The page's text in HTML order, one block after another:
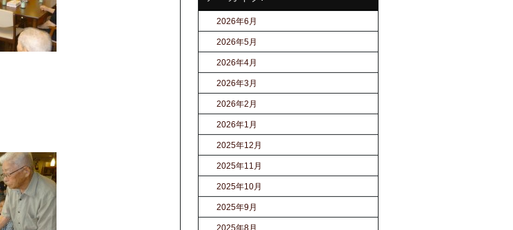
2026年6月
2026年5月
2026年4月
2026年3月
2026年2月
2026年1月
2025年12月
2025年11月
2025年10月
2025年9月
2025年8月